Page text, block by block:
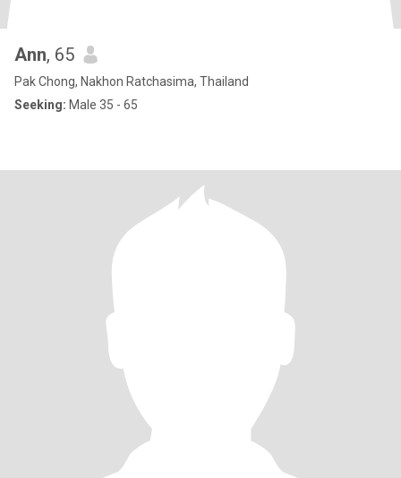
Ann, 65
Pak Chong, Nakhon Ratchasima, Thailand
Seeking: Male 35 - 65